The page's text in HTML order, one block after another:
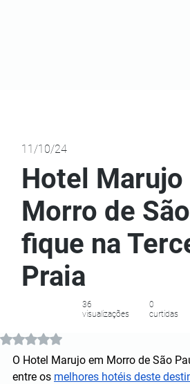
Avaliado com NaN de 5 estrelas.
O Hotel Marujo em Morro de São
entre os melhores hotéis deste
36
visualizações
0
curtidas
Hotel Marujo
Morro de
fique na
Praia
11/10/24